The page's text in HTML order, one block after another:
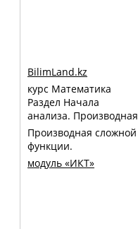
BilimLand.kz
курс Математика
Раздел Начала
анализа. Производная
Производная сложной
функции.
модуль «ИКТ»